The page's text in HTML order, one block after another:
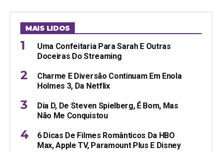
MAIS LIDOS
Uma Confeitaria Para Sarah E Outras
Doceiras Do Streaming
Charme E Diversão Continuam Em Enola
Holmes 3, Da Netflix
Dia D, De Steven Spielberg, É Bom, Mas
Não Me Conquistou
6 Dicas De Filmes Românticos Da HBO
Max, Apple TV, Paramount Plus E Disney